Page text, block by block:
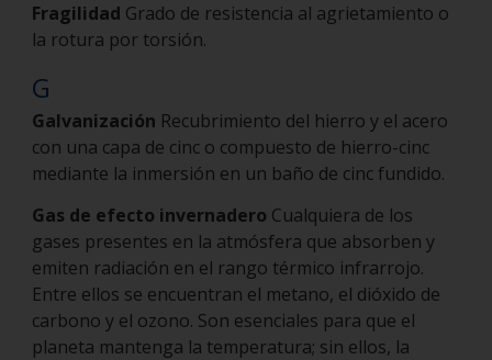
Fragilidad Grado de resistencia al agrietamiento o
la rotura por torsión.
G
Galvanización Recubrimiento del hierro y el acero
con una capa de cinc o compuesto de hierro-cinc
mediante la inmersión en un baño de cinc fundido.
Gas de efecto invernadero Cualquiera de los
gases presentes en la atmósfera que absorben y
emiten radiación en el rango térmico infrarrojo.
Entre ellos se encuentran el metano, el dióxido de
carbono y el ozono. Son esenciales para que el
planeta mantenga la temperatura; sin ellos, la